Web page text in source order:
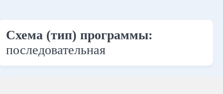
Схема (тип) программы:
последовательная